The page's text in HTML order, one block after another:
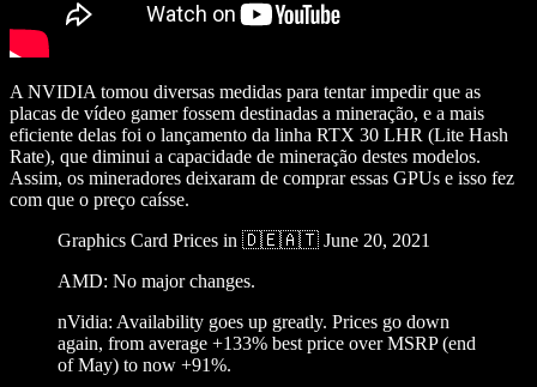
A NVIDIA tomou diversas medidas para tentar impedir que as
placas de vídeo gamer fossem destinadas a mineração, e a mais
eficiente delas foi o lançamento da linha RTX 30 LHR (Lite Hash
Rate), que diminui a capacidade de mineração destes modelos.
Assim, os mineradores deixaram de comprar essas GPUs e isso fez
com que o preço caísse.
Graphics Card Prices in 🇩🇪🇦🇹 June 20, 2021
AMD: No major changes.
nVidia: Availability goes up greatly. Prices go down
again, from average +133% best price over MSRP (end
of May) to now +91%.